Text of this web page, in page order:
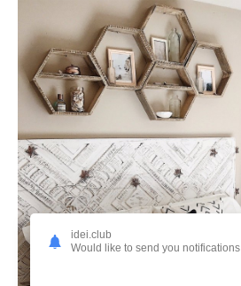
idei.club
Would like to send you notifications